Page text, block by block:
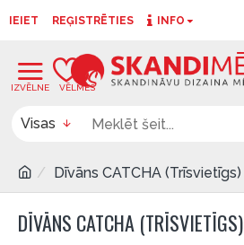
IEIET REĢISTRĒTIES INFO
Visas
Dīvāns CATCHA (Trīsvietīgs)
DĪVĀNS CATCHA (TRĪSVIETĪGS)